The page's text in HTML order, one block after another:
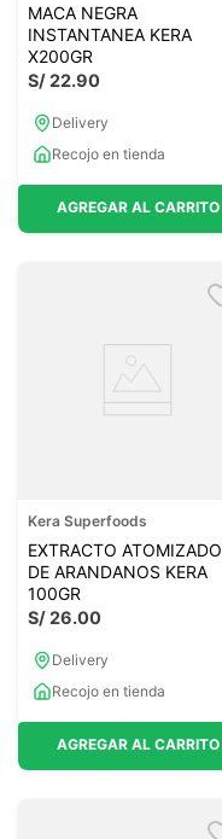
MACA NEGRA
INSTANTANEA KERA
X200GR
S/22.90
Delivery
Recojo en tienda
AGREGAR AL CARRITO
Kera Superfoods
EXTRACTO ATOMIZADO
DE ARANDANOS KERA
100GR
S/26.00
Delivery
Recojo en tienda
AGREGAR AL CARRITO